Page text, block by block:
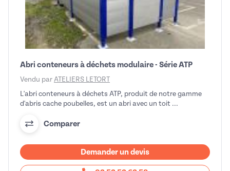
Abri conteneurs à déchets modulaire - Série ATP
Vendu par ATELIERS LETORT
L'abri conteneurs à déchets ATP, produit de notre gamme
d'abris cache poubelles, est un abri avec un toit ...
Comparer
Demander un devis